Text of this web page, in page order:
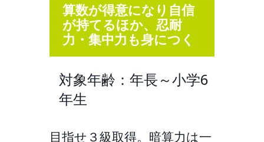
算数が得意になり自信
が持てるほか、忍耐
力・集中力も身につく
対象年齢：年長～小学6
年生
目指せ３級取得。暗算力は一